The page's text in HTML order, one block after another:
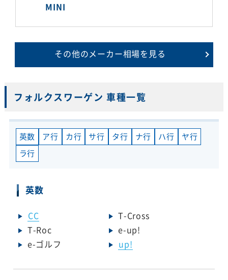
MINI
その他のメーカー相場を見る
フォルクスワーゲン 車種一覧
英数 ア行 カ行 サ行 タ行 ナ行 ハ行
ヤ行
ラ行
英数
CC
T-Cross
T-Roc
e-up!
e-ゴルフ
up!